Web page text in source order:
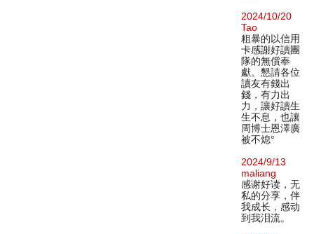
2024/10/20
Tao
粗暴的以信用
卡感謝好讀團
隊的無償奉
獻。懇請各位
讀友有錢出
錢，有力出
力，讓好讀生
生不息，也讓
周博士恩澤廣
被不熄°
2024/9/13
maliang
感谢好读，无
私的分享，伴
我成长，感动
到我泪流。